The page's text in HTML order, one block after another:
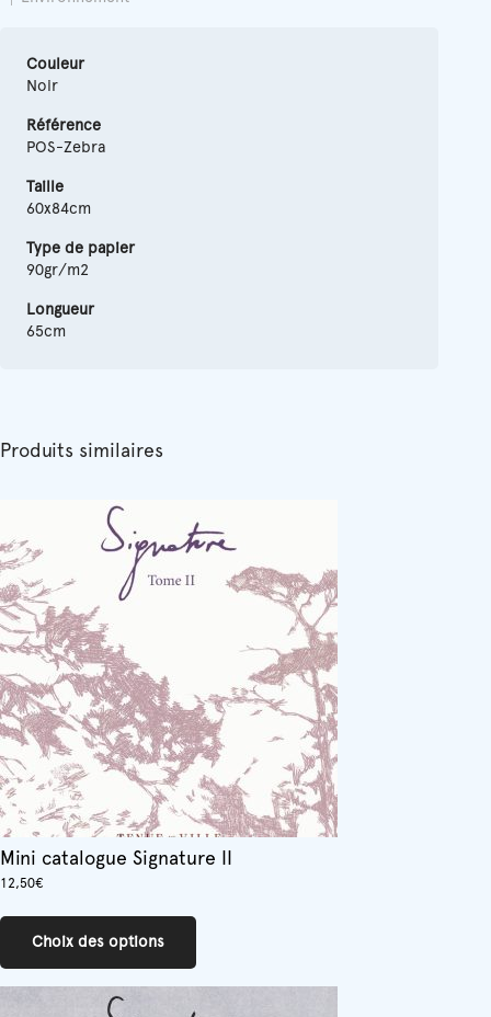
Couleur
Noir
Référence
POS-Zebra
Taille
60x84cm
Type de papier
90gr/m2
Longueur
65cm
Produits similaires
Mini catalogue Signature II
12,50€
Choix des options